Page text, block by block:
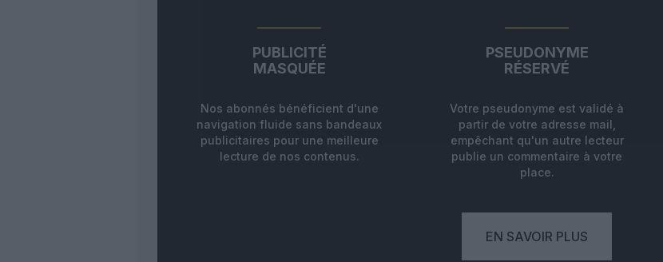
PUBLICITÉ
MASQUÉE
Nos abonnés bénéficient d'une
navigation fluide sans bandeaux
publicitaires pour une meilleure
lecture de nos contenus.
PSEUDONYME
RÉSERVÉ
Votre pseudonyme est validé à
partir de votre adresse mail,
empêchant qu'un autre lecteur
publie un commentaire à votre
place.
EN SAVOIR PLUS